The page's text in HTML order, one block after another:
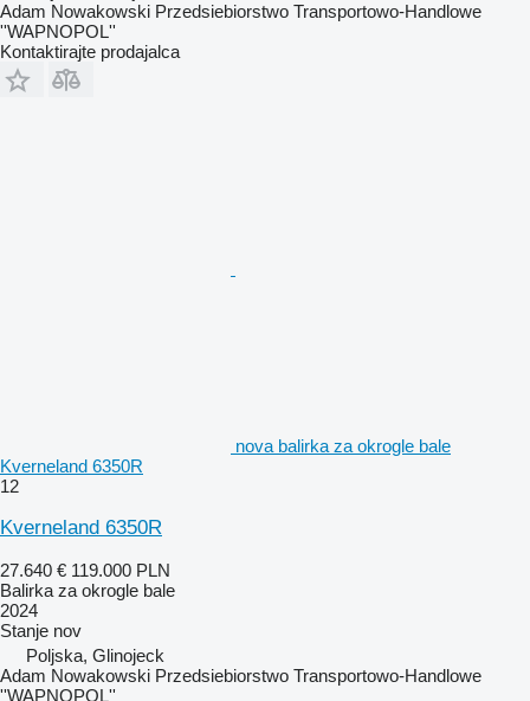
Adam Nowakowski Przedsiebiorstwo Transportowo-Handlowe
''WAPNOPOL''
Kontaktirajte prodajalca
nova balirka za okrogle bale
Kverneland 6350R
12
Kverneland 6350R
27.640 € 119.000 PLN
Balirka za okrogle bale
2024
Stanje nov
Poljska, Glinojeck
Adam Nowakowski Przedsiebiorstwo Transportowo-Handlowe
''WAPNOPOL''